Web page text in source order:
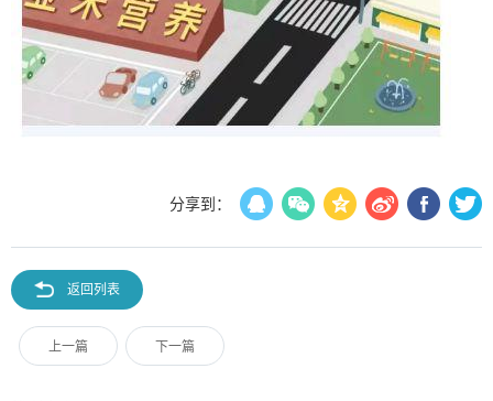
分享到：
返回列表
上一篇 下一篇